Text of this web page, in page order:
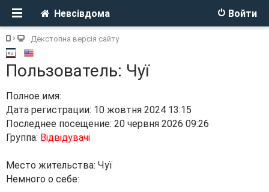
Войти
Невсівдома
Декстопна версія сайту
Пользователь: Чуї
Полное имя:
Дата регистрации: 10 жовтня 2024 13:15
Последнее посещение: 20 червня 2026 09:26
Группа: Відвідувачі
Место жительства: Чуї
Немного о себе: